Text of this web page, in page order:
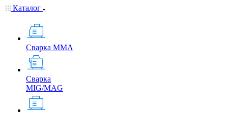
Каталог
Сварка MMA
Сварка
MIG/MAG